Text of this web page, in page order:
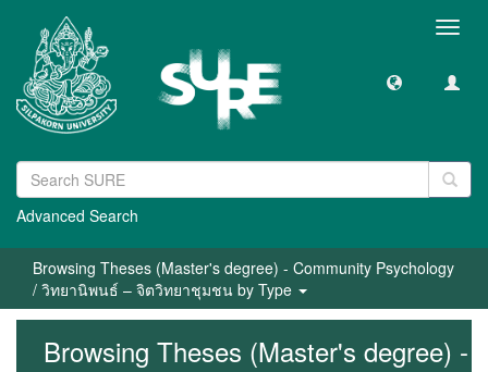
Advanced Search
Browsing Theses (Master's degree) - Community Psychology
/ วิทยานิพนธ์ – จิตวิทยาชุมชน by Type
Browsing Theses (Master's degree) -